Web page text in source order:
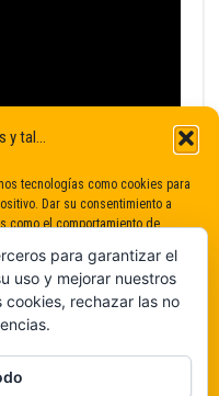
y tal...
tecnologías como cookies para
Dar su consentimiento a
como el comportamiento de
determinadas características y
para garantizar el
uso y mejorar nuestros
rechazar las no